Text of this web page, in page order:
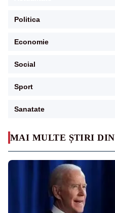
MAI MULTE ȘTIRI DIN
Politica
Economie
Social
Sport
Sanatate